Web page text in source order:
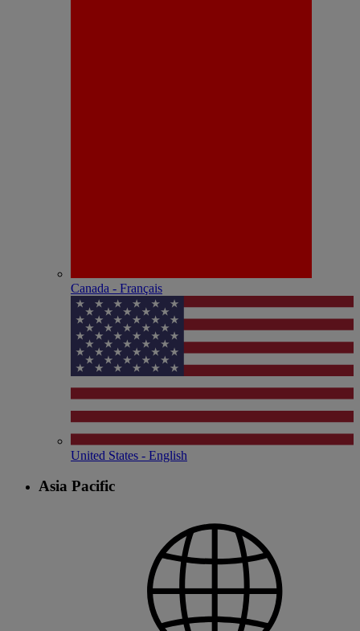
Canada - Français
United States - English
Asia Pacific